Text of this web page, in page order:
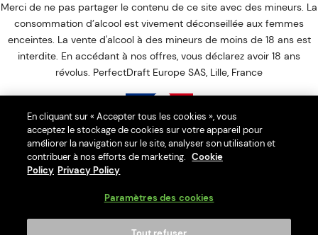
Merci de ne pas partager le contenu de ce site avec des mineurs. La
consommation d’alcool est vivement déconseillée aux femmes
enceintes. La vente d'alcool à des mineurs de moins de 18 ans est
interdite. En accédant à nos offres, vous déclarez avoir 18 ans
révolus. PerfectDraft Europe SAS, Lille, France
Interdiction de vente de boissons alcooliques aux mineurs de
moins de 18 ans
La preuve de majorité de l'acheteur est exigée au moment de la
CODE DE LA SANTÉ PUBLIQUE : ART. L. 3342-1. L. 3342-3
En cliquant sur « Accepter tous les cookies », vous
acceptez le stockage de cookies sur votre appareil pour
améliorer la navigation sur le site, analyser son utilisation et
contribuer à nos efforts de marketing. Cookie
Policy Privacy Policy
Paramètres des cookies